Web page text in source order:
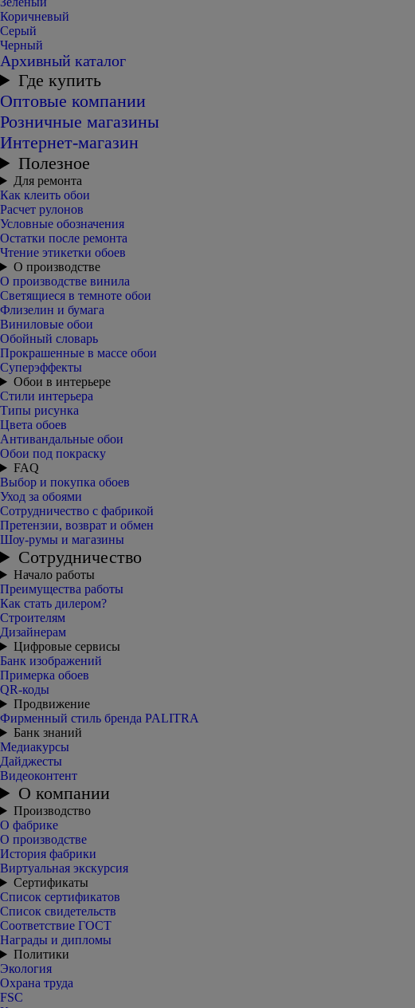
Коричневый
Серый
Черный
Архивный каталог
Где купить
Оптовые компании
Розничные магазины
Интернет-магазин
Полезное
Для ремонта
Как клеить обои
Расчет рулонов
Условные обозначения
Остатки после ремонта
Чтение этикетки обоев
О производстве
О производстве винила
Светящиеся в темноте обои
Флизелин и бумага
Виниловые обои
Обойный словарь
Прокрашенные в массе обои
Суперэффекты
Обои в интерьере
Стили интерьера
Типы рисунка
Цвета обоев
Антивандальные обои
Обои под покраску
FAQ
Выбор и покупка обоев
Уход за обоями
Сотрудничество с фабрикой
Претензии, возврат и обмен
Шоу-румы и магазины
Сотрудничество
Начало работы
Преимущества работы
Как стать дилером?
Строителям
Дизайнерам
Цифровые сервисы
Банк изображений
Примерка обоев
QR-коды
Продвижение
Фирменный стиль бренда PALITRA
Банк знаний
Медиакурсы
Дайджесты
Видеоконтент
О компании
Производство
О фабрике
О производстве
История фабрики
Виртуальная экскурсия
Сертификаты
Список сертификатов
Список свидетельств
Соответствие ГОСТ
Награды и дипломы
Политики
Экология
Охрана труда
FSC